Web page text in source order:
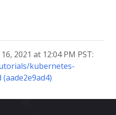
16, 2021 at 12:04 PM PST:
kubernetes-
(aade2e9ad4)